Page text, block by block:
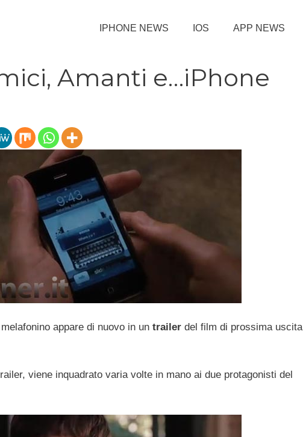
IPHONE NEWS IOS APP NEWS
Amanti e…iPhone
appare di nuovo in un trailer del film di prossima uscita
viene inquadrato varia volte in mano ai due protagonisti del